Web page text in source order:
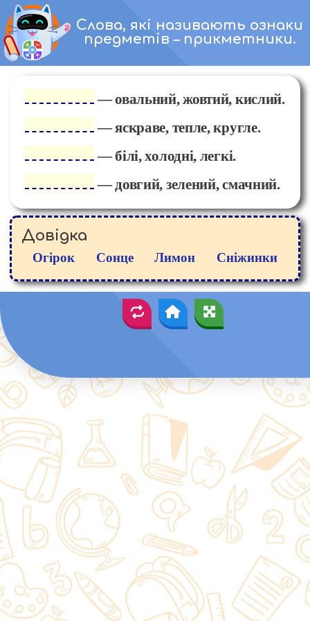
Перейти
до
вмісту
Слова, які називають ознаки
предметів – прикметники.
— овальний, жовтий, кислий.
— яскраве, тепле, кругле.
— білі, холодні, легкі.
— довгий, зелений, смачний.
Довідка
Огірок Сонце Лимон Сніжинки